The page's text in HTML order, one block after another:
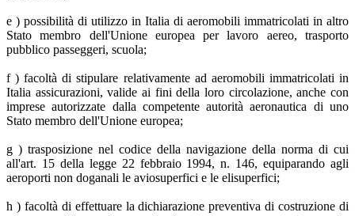
e ) possibilità di utilizzo in Italia di aeromobili immatricolati in altro
Stato membro dell'Unione europea per lavoro aereo, trasporto
pubblico passeggeri, scuola;
f ) facoltà di stipulare relativamente ad aeromobili immatricolati in
Italia assicurazioni, valide ai fini della loro circolazione, anche con
imprese autorizzate dalla competente autorità aeronautica di uno
Stato membro dell'Unione europea;
g ) trasposizione nel codice della navigazione della norma di cui
all'art. 15 della legge 22 febbraio 1994, n. 146, equiparando agli
aeroporti non doganali le aviosuperfici e le elisuperfici;
h ) facoltà di effettuare la dichiarazione preventiva di costruzione di